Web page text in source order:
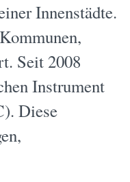
Innenstädte.
Seit 2008
Instrument
Diese